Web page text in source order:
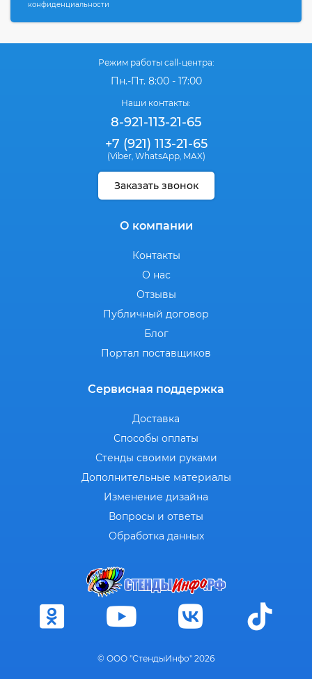
конфиденциальности
Режим работы call-центра:
Пн.-Пт. 8:00 - 17:00
Наши контакты:
8-921-113-21-65
+7 (921) 113-21-65
(Viber, WhatsApp, MAX)
Заказать звонок
О компании
Контакты
О нас
Отзывы
Публичный договор
Блог
Портал поставщиков
Сервисная поддержка
Доставка
Способы оплаты
Стенды своими руками
Дополнительные материалы
Изменение дизайна
Вопросы и ответы
Обработка данных
© ООО "СтендыИнфо" 2026